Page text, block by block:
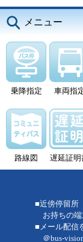
メニュー
乗降指定 車両指
路線図 遅延証明
■近傍停留所
お持ちの端
■メール配信
＠bus-